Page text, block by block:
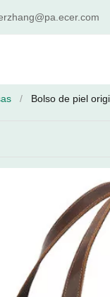
/ Bolso de piel